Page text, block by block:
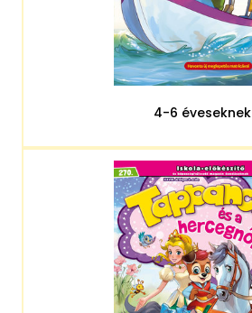
4-6 éveseknek